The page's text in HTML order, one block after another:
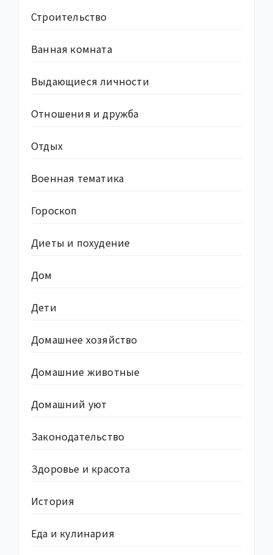
Строительство
Ванная комната
Выдающиеся личности
Отношения и дружба
Отдых
Военная тематика
Гороскоп
Диеты и похудение
Дом
Дети
Домашнее хозяйство
Домашние животные
Домашний уют
Законодательство
Здоровье и красота
История
Еда и кулинария